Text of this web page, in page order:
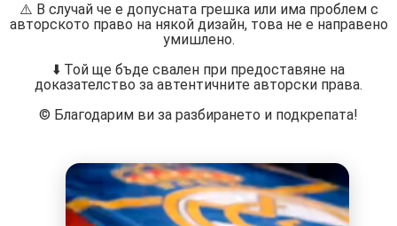
⚠️ В случай че е допусната грешка или има проблем с
авторското право на някой дизайн, това не е направено
умишлено.
⬇️ Той ще бъде свален при предоставяне на
доказателство за автентичните авторски права.
©️ Благодарим ви за разбирането и подкрепата!